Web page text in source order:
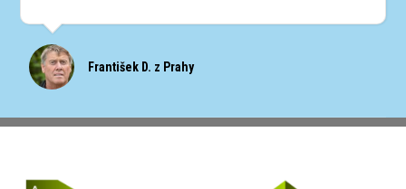
František D. z Prahy